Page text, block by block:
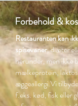
Forbehold &
Restauranten kan
spisevaner, diæter
herunder, men ikke
mælkeprotein,
æggeallergi.​Vi
f.eks. kød, fisk eller